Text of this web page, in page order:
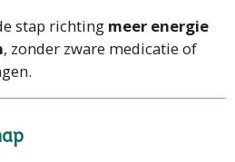
stap richting meer energie
, zonder zware medicatie of